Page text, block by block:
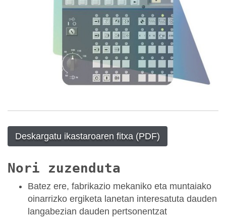
Deskargatu ikastaroaren fitxa (PDF)
Nori zuzenduta
Batez ere, fabrikazio mekaniko eta muntaiako
oinarrizko ergiketa lanetan interesatuta dauden
langabezian dauden pertsonentzat